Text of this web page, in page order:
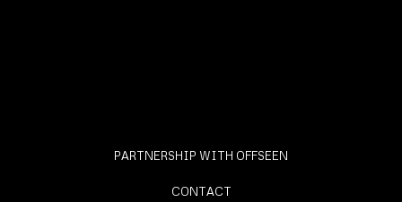
PARTNERSHIP WITH OFFSEEN
CONTACT